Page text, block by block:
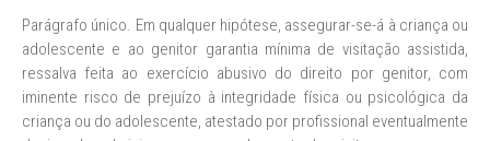
Parágrafo único. Em qualquer hipótese, assegurar-se-á à criança ou
adolescente e ao genitor garantia mínima de visitação assistida,
ressalva feita ao exercício abusivo do direito por genitor, com
iminente risco de prejuízo à integridade física ou psicológica da
criança ou do adolescente, atestado por profissional eventualmente